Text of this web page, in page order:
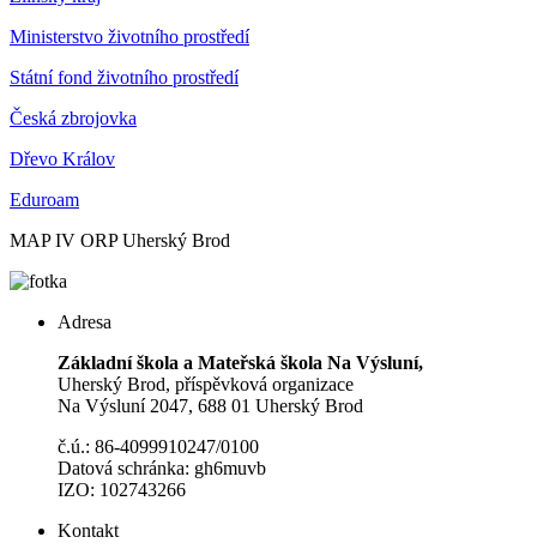
Ministerstvo životního prostředí
Státní fond životního prostředí
Česká zbrojovka
Dřevo Králov
Eduroam
MAP IV ORP Uherský Brod
Adresa
Základní škola a Mateřská škola Na Výsluní,
Uherský Brod, příspěvková organizace
Na Výsluní 2047, 688 01 Uherský Brod
č.ú.: 86-4099910247/0100
Datová schránka: gh6muvb
IZO: 102743266
Kontakt